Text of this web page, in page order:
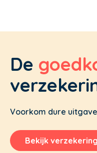
De
Voorkom dure
Bekijk